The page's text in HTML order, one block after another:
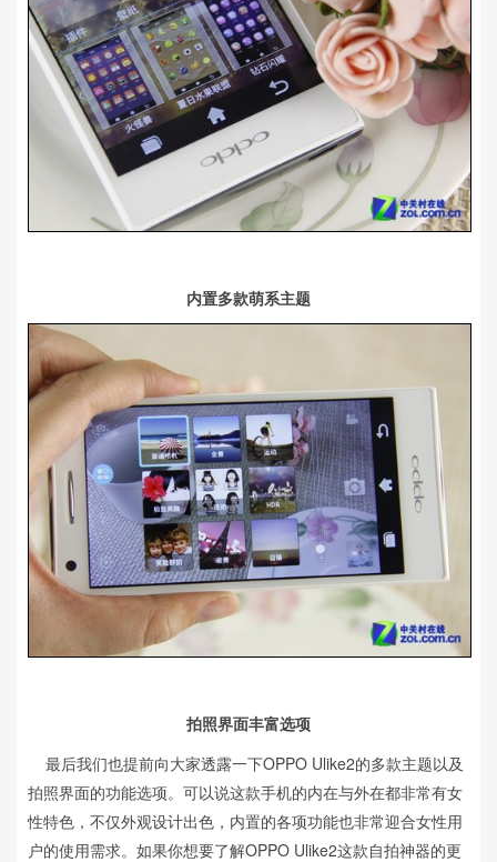
内置多款萌系主题
拍照界面丰富选项
最后我们也提前向大家透露一下OPPO Ulike2的多款主题以及
拍照界面的功能选项。可以说这款手机的内在与外在都非常有女
性特色，不仅外观设计出色，内置的各项功能也非常迎合女性用
户的使用需求。如果你想要了解OPPO Ulike2这款自拍神器的更